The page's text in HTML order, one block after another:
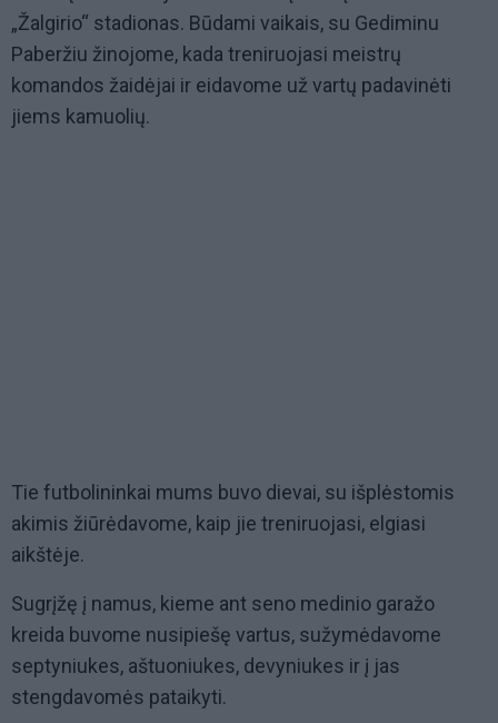
„Žalgirio“ stadionas. Būdami vaikais, su Gediminu
Paberžiu žinojome, kada treniruojasi meistrų
komandos žaidėjai ir eidavome už vartų padavinėti
jiems kamuolių.
Tie futbolininkai mums buvo dievai, su išplėstomis
akimis žiūrėdavome, kaip jie treniruojasi, elgiasi
aikštėje.
Sugrįžę į namus, kieme ant seno medinio garažo
kreida buvome nusipiešę vartus, sužymėdavome
septyniukes, aštuoniukes, devyniukes ir į jas
stengdavomės pataikyti.